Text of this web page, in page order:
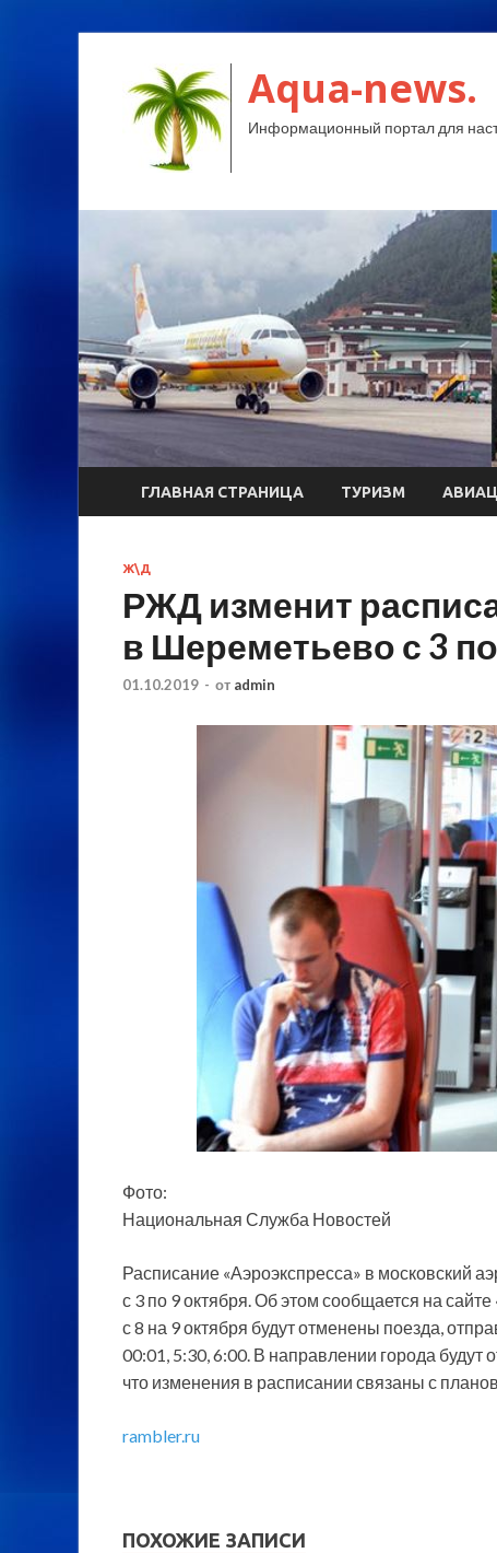
Aqua-news.
Информационный портал для
ГЛАВНАЯ СТРАНИЦА ТУРИЗМ
Ж\Д
РЖД изменит
в Шереметьево с 3
01.10.2019 - от admin
Фото:
Национальная Служба Новостей
Расписание «Аэроэкспресса» в московский
с 3 по 9 октября. Об этом сообщается на сайте
с 8 на 9 октября будут отменены поезда,
00:01, 5:30, 6:00. В направлении города
что изменения в расписании связаны с
rambler.ru
ПОХОЖИЕ ЗАПИСИ